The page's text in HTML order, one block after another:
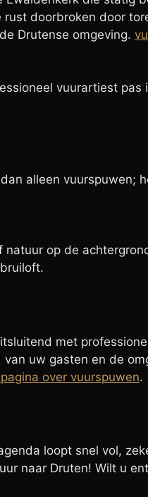
doorbroken door
Drutense omgeving.
vuurartiest pas
alleen vuurspuwen;
natuur op de
met
uw gasten en de
over vuurspuwen.
loopt snel vol,
naar Druten! Wilt u